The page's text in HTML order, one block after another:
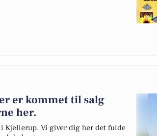
er kommet til salg
her.
Kjellerup. Vi giver dig her det fulde